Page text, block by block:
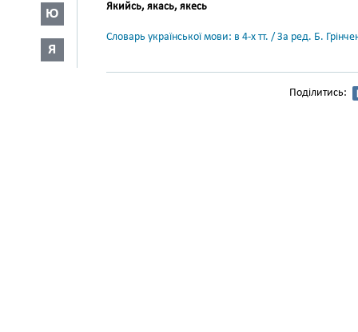
Ю
Я
Якийсь, якась, якесь
Словарь української мови: в 4-х тт. / За ред. Б.
Поділитись: